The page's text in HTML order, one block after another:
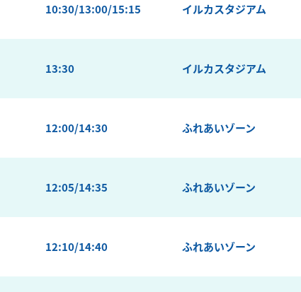
10:30/13:00/15:15 イルカスタジアム
13:30 イルカスタジアム
12:00/14:30 ふれあいゾーン
12:05/14:35 ふれあいゾーン
12:10/14:40 ふれあいゾーン